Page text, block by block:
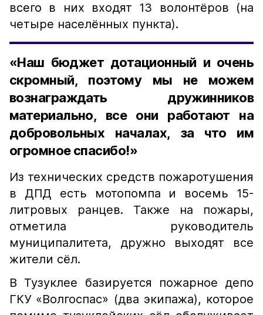
всего в них входят 13 волонтёров (на
четыре населённых пункта).
«Наш бюджет дотационный и очень
скромный, поэтому мы не можем
вознаграждать дружинников
материально, все они работают на
добровольных началах, за что им
огромное спасибо!»
Из технических средств пожаротушения
в ДПД есть мотопомпа и восемь 15-
литровых ранцев. Также на пожары,
отметила руководитель
муниципалитета, дружно выходят все
жители сёл.
В Тузуклее базируется пожарное депо
ГКУ «Волгоспас» (два экипажа), которое